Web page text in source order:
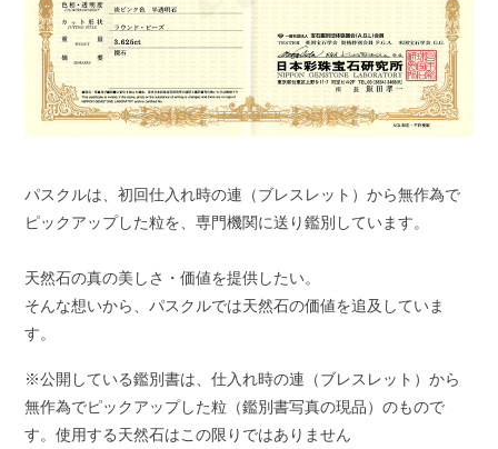
パスクルは、初回仕入れ時の連（ブレスレット）から無作為で
ピックアップした粒を、専門機関に送り鑑別しています。
天然石の真の美しさ・価値を提供したい。
そんな想いから、パスクルでは天然石の価値を追及していま
す。
※公開している鑑別書は、仕入れ時の連（ブレスレット）から
無作為でピックアップした粒（鑑別書写真の現品）のもので
す。使用する天然石はこの限りではありません